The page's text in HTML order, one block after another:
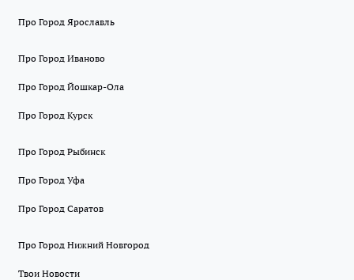
Про Город Ярославль
Про Город Иваново
Про Город Йошкар-Ола
Про Город Курск
Про Город Рыбинск
Про Город Уфа
Про Город Саратов
Про Город Нижний Новгород
Твои Новости